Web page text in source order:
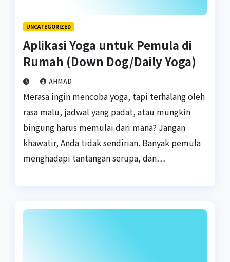
UNCATEGORIZED
Aplikasi Yoga untuk Pemula di
Rumah (Down Dog/Daily Yoga)
AHMAD
Merasa ingin mencoba yoga, tapi terhalang oleh
rasa malu, jadwal yang padat, atau mungkin
bingung harus memulai dari mana? Jangan
khawatir, Anda tidak sendirian. Banyak pemula
menghadapi tantangan serupa, dan…